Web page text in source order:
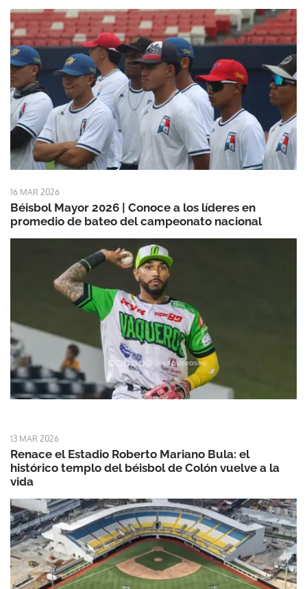
16 MAR 2026
Béisbol Mayor 2026 | Conoce a los líderes en
promedio de bateo del campeonato nacional
13 MAR 2026
Renace el Estadio Roberto Mariano Bula: el
histórico templo del béisbol de Colón vuelve a la
vida